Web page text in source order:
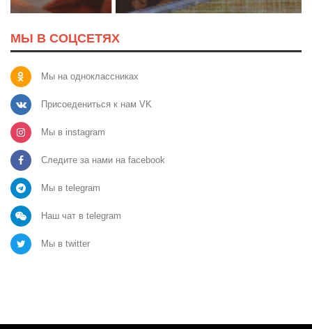
МЫ В СОЦСЕТЯХ
Мы на одноклассниках
Присоедениться к нам VK
Мы в instagram
Следите за нами на facebook
Мы в telegram
Наш чат в telegram
Мы в twitter